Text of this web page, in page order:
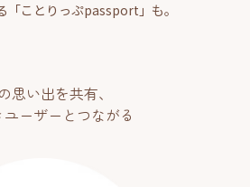
「ことりっぷpassport」も。
思い出を共有、
ーザーとつながる